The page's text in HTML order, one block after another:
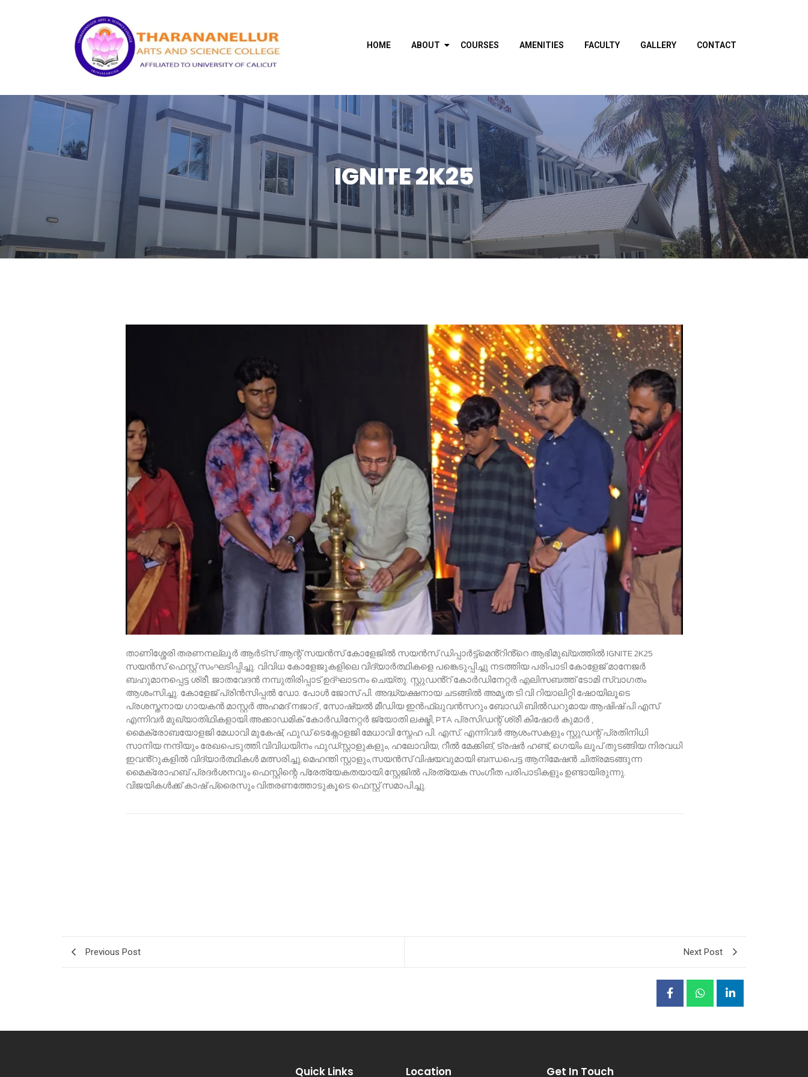
HOME ABOUT COURSES AMENITIES FACULTY GALLERY CONTACT
IGNITE 2K25
താണിശ്ശേരി തരണനല്ലൂർ ആർട്സ് ആന്റ് സയൻസ് കോളേജിൽ സയൻസ് ഡിപ്പാർട്ട്മെൻ്റിൻ്റെ ആഭിമുഖ്യത്തിൽ IGNITE 2K25
സയൻസ് ഫെസ്റ്റ് സംഘടിപ്പിച്ചു. വിവിധ കോളേജുകളിലെ വിദ്യാർത്ഥികളെ പങ്കെടുപ്പിച്ചു നടത്തിയ പരിപാടി കോളേജ് മാനേജർ
ബഹുമാനപ്പെട്ട ശ്രീ. ജാതവേദൻ നമ്പുതിരിപ്പാട് ഉദ്ഘാടനം ചെയ്തു. സ്റ്റുഡൻ്റ് കോർഡിനേറ്റർ എലിസബത്ത്‌ ടോമി സ്വാഗതം
ആശംസിച്ചു. കോളേജ് പ്രിൻസിപ്പൽ ഡോ. പോൾ ജോസ് പി. അദ്ധ്യക്ഷനായ ചടങ്ങിൽ അമൃത ടി വി റിയാലിറ്റി ഷോയിലൂടെ
പ്രശസ്തനായ ഗായകൻ മാസ്റ്റർ അഹമദ്‌ നജാദ് , സോഷ്യൽ മീഡിയ ഇൻഫ്ലുവൻസറും ബോഡി ബിൽഡറുമായ ആഷിഷ് പി എസ്
എന്നിവർ മുഖ്യാതിഥികളായി.അക്കാഡമിക് കോർഡിനേറ്റർ ജ്യോതി ലക്ഷ്മി, PTA പ്രസിഡന്റ് ശ്രീ കിഷോർ കുമാർ ,
മൈക്രോബയോളജി മേധാവി മുകേഷ്, ഫുഡ്‌ ടെക്നോളജി മേധാവി സ്നേഹ പി. എസ്. എന്നിവർ ആശംസകളും സ്റ്റുഡന്റ് പ്രതിനിധി
സാനിയ നന്ദിയും രേഖപെടുത്തി.വിവിധയിനം ഫുഡ്സ്റ്റാളുകളും, ഹലോവിയ, റീൽ മേക്കിങ്, ട്രഷർ ഹണ്ട്, ഗെയിം ലൂപ് തുടങ്ങിയ നിരവധി
ഇവൻ്റുകളിൽ വിദ്യാർത്ഥികൾ മത്സരിച്ചു.മെഹന്തി സ്റ്റാളും,സയൻസ് വിഷയവുമായി ബന്ധപെട്ട ആനിമേഷൻ ചിത്രമടങ്ങുന്ന
മൈക്രോഹബ് പ്രദർശനവും ഫെസ്റ്റിന്റെ പ്രേത്യേകതയായി.സ്റ്റേജിൽ പ്രത്യേക സംഗീത പരിപാടികളും ഉണ്ടായിരുന്നു.
വിജയികൾക്ക് കാഷ് പ്രൈസും വിതരണത്തോടുകൂടെ ഫെസ്റ്റ് സമാപിച്ചു.
Previous Post Next Post
Quick Links Location Get In Touch